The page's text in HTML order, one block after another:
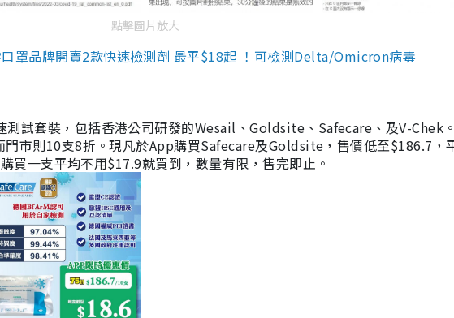
點擊圖片放大
罩品牌開賣2款快速檢測劑 最平$18起 ！可檢測Delta/Omicron病毒
測試套裝，包括香港公司研發的Wesail、Goldsite、Safecare、及V-Chek
門市則10支8折。現凡於App購買Safecare及Goldsite，售價低至$186.7，
買一支平均不用$17.9就買到，數量有限，售完即止。